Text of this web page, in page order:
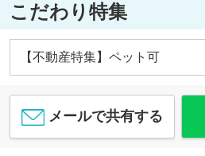
こだわり特集
【不動産特集】ペット可
メールで共有する